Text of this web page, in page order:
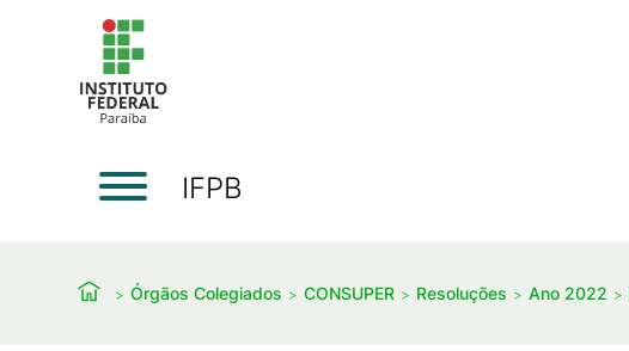
IFPB
Órgãos Colegiados CONSUPER Resoluções Ano 2022